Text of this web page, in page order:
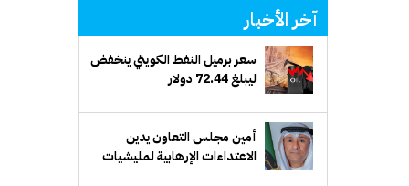
آخر الأخبار
سعر برميل النفط الكويتي ينخفض
ليبلغ 72.44 دولار
أمين مجلس التعاون يدين
الاعتداءات الإرهابية لمليشيات